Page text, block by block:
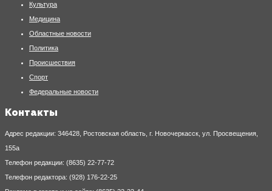
Культура
Медицина
Областные новости
Политика
Происшествия
Спорт
Федеральные новости
Контакты
Адрес редакции: 346428, Ростовская область, г. Новочеркасск, ул. Просвещения,
155а
Телефон редакции: (8635) 22-77-72
Телефон редактора: (928) 176-22-25